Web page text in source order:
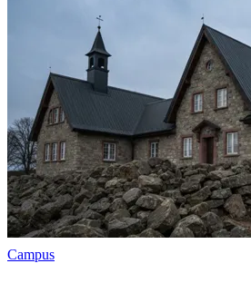
Campus